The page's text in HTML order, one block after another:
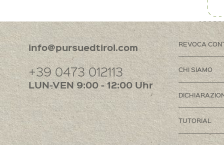
info@pursuedtirol.com
+39 0473 012113
LUN-VEN 9:00 - 12:00 Uhr
REVOCA
CHI SIAMO
TUTORIAL